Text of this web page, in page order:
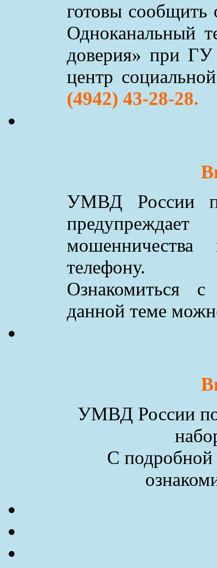
готовы сообщить
Одноканальный
доверия» при ГУ
центр
(4942) 43-28-28.
УМВД России
телефону.
Ознакомиться
данной теме
УМВД России по
С